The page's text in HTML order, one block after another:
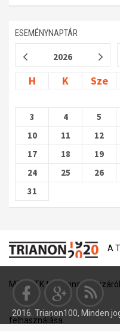
ESEMÉNYNAPTÁR
2026
H K Sze
3
4 5
10
11 12
17
18 19
24
25 26
31
A
MTA BTK tulajdona, és
felhasználása.
2016. Trianon100, Minden